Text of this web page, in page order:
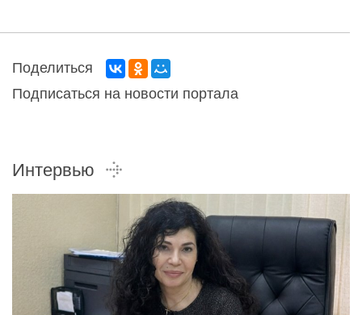
Поделиться
Подписаться на новости портала
Интервью